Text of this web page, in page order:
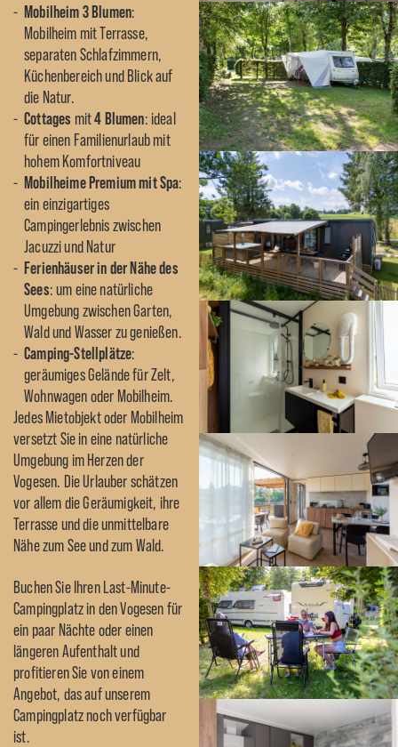
Mobilheim 3 Blumen:
Mobilheim mit Terrasse,
separaten Schlafzimmern,
Küchenbereich und Blick auf
die Natur.
Cottages mit4 Blumen: ideal
für einen Familienurlaub mit
hohem Komfortniveau
Mobilheime Premium mit Spa:
ein einzigartiges
Campingerlebnis zwischen
Jacuzzi und Natur
Ferienhäuser in der Nähe des
Sees: um eine natürliche
Umgebung zwischen Garten,
Wald und Wasser zu genießen.
Camping-Stellplätze:
geräumiges Gelände für Zelt,
Wohnwagen oder Mobilheim.
Jedes Mietobjekt oder Mobilheim
versetzt Sie in eine natürliche
Umgebung im Herzen der
Vogesen. Die Urlauber schätzen
vor allem die Geräumigkeit, ihre
Terrasse und die unmittelbare
Nähe zum See und zum Wald.
Buchen Sie Ihren Last-Minute-
Campingplatz in den Vogesen für
ein paar Nächte oder einen
längeren Aufenthalt und
profitieren Sie von einem
Angebot, das auf unserem
Campingplatz noch verfügbar
ist.